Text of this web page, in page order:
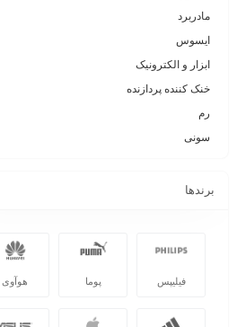
مادربرد
ایسوس
ابزار و الکترونیک
خنک کننده پردازنده
رم
سونی
برندها
فیلیپس پوما هوآوی